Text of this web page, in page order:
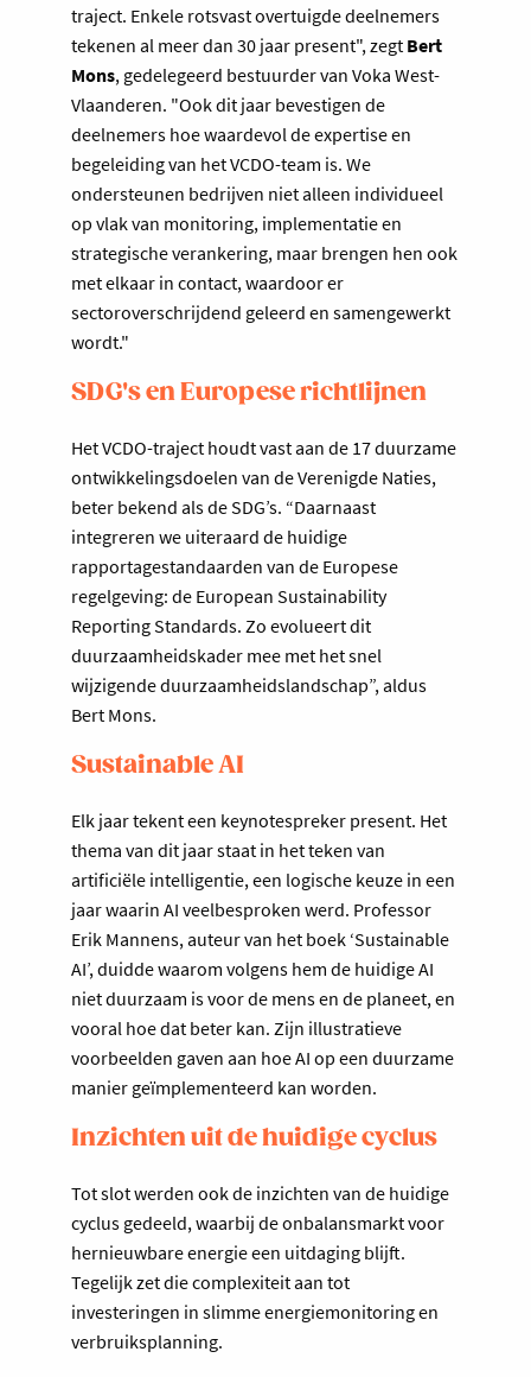
traject. Enkele rotsvast overtuigde deelnemers
tekenen al meer dan 30 jaar present", zegt Bert
Mons, gedelegeerd bestuurder van Voka West-
Vlaanderen. "Ook dit jaar bevestigen de
deelnemers hoe waardevol de expertise en
begeleiding van het VCDO-team is. We
ondersteunen bedrijven niet alleen individueel
op vlak van monitoring, implementatie en
strategische verankering, maar brengen hen ook
met elkaar in contact, waardoor er
sectoroverschrijdend geleerd en samengewerkt
wordt."
SDG's en Europese richtlijnen
Het VCDO-traject houdt vast aan de 17 duurzame
ontwikkelingsdoelen van de Verenigde Naties,
beter bekend als de SDG’s. “Daarnaast
integreren we uiteraard de huidige
rapportagestandaarden van de Europese
regelgeving: de European Sustainability
Reporting Standards. Zo evolueert dit
duurzaamheidskader mee met het snel
wijzigende duurzaamheidslandschap”, aldus
Bert Mons.
Sustainable AI
Elk jaar tekent een keynotespreker present. Het
thema van dit jaar staat in het teken van
artificiële intelligentie, een logische keuze in een
jaar waarin AI veelbesproken werd. Professor
Erik Mannens, auteur van het boek ‘Sustainable
AI’, duidde waarom volgens hem de huidige AI
niet duurzaam is voor de mens en de planeet, en
vooral hoe dat beter kan. Zijn illustratieve
voorbeelden gaven aan hoe AI op een duurzame
manier geïmplementeerd kan worden.
Inzichten uit de huidige cyclus
Tot slot werden ook de inzichten van de huidige
cyclus gedeeld, waarbij de onbalansmarkt voor
hernieuwbare energie een uitdaging blijft.
Tegelijk zet die complexiteit aan tot
investeringen in slimme energiemonitoring en
verbruiksplanning.